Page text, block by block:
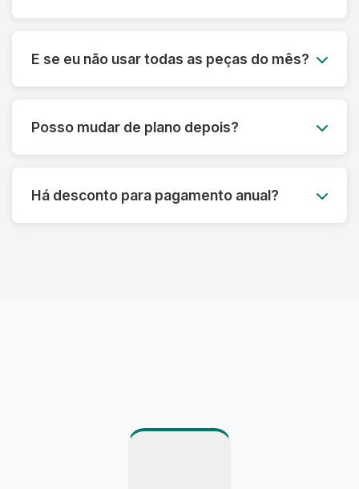
taxa de cancelamento. Sua satisfação é nossa
prioridade.
E se eu não usar todas as peças do mês?
você aproveite ao máximo seu plano sem
desperdício.
Posso mudar de plano depois?
se às suas necessidades atuais.
Há desconto para pagamento anual?